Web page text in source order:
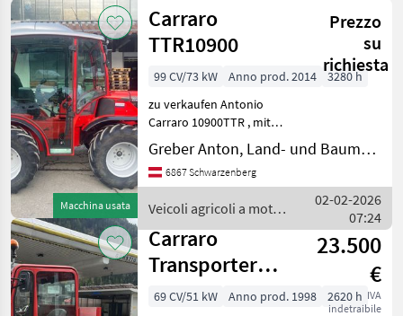
ricerca
Categoria 4 Paese Filtri
PERCORSO
ATTUALE
Settore
agricolo
Veicoli
A
Motore
Carri A
Motore
Carraro
Reimposta
Mostra
12
risultati
Macchina usata
Carraro
TTR10900
Prezzo
su
richiesta
99 CV/73 kW Anno prod. 2014
3280 h
zu verkaufen Antonio
Carraro 10900TTR , mit
3280 Betriebsstunden,
Baujahr 2014, super
Zustand, Preis auf Anfrage
Diesel, trazione integrale,
sed
Greber Anton, Land- und Baumaschinentechnik
6867 Schwarzenberg
Veicoli agricoli a motore
/ Carraro
02-02-2026
07:24
Carraro
Transporter
Cargo 80
23.500
€
IVA
indetraibile
69 CV/51 kW Anno prod. 1998
2620 h